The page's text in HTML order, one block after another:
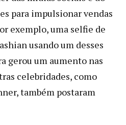
para impulsionar vendas
exemplo, uma selfie de
usando um desses
gerou um aumento nas
celebridades, como
também postaram